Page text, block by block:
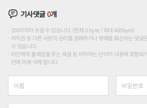
기사댓글0개
200자까지 쓰실 수 있습니다. (현재 0 byte / 최대 400byte)
저작권 등 다른 사람의 권리를 침해하거나 명예를 훼손하는 댓글
수 있습니다.
타인에게 불쾌감을 주는 욕설 등 비하하는 단어가 내용에 포함되
단에 의해 삭제 합니다.